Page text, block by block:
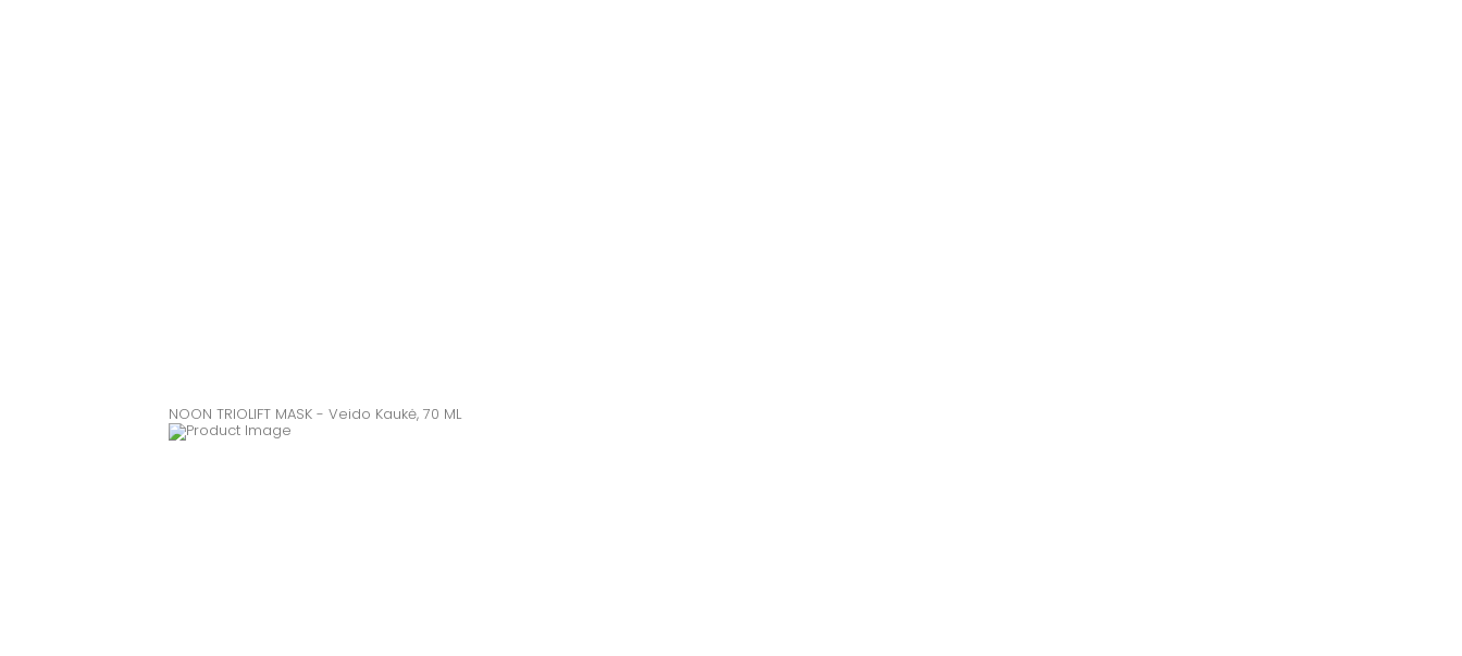
NOON TRIOLIFT MASK - Veido Kaukė, 70 ML